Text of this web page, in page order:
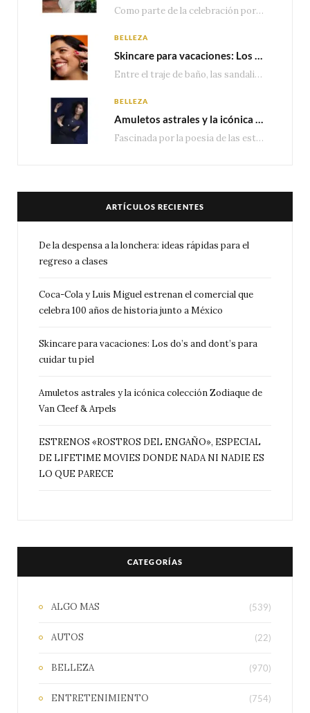
Como parte de la celebración por sus primeros 100 años enMéxico, Coca-Cola presenta hoy el…
BELLEZA
Skincare para vacaciones: Los do’s and dont’s para cuidar tu piel
Entre el traje de baño, las sandalias, los lentes de sol y los looks que…
BELLEZA
Amuletos astrales y la icónica colección Zodiaque de Van Cleef & Arpels
Fascinada por la poesía de las estrellas, la Maison Van Cleef & Arpels celebra la llegada de las…
ARTÍCULOS RECIENTES
De la despensa a la lonchera: ideas rápidas para el
regreso a clases
Coca-Cola y Luis Miguel estrenan el comercial que
celebra 100 años de historia junto a México
Skincare para vacaciones: Los do’s and dont’s para
cuidar tu piel
Amuletos astrales y la icónica colección Zodiaque de
Van Cleef & Arpels
ESTRENOS «ROSTROS DEL ENGAÑO», ESPECIAL
DE LIFETIME MOVIES DONDE NADA NI NADIE ES
LO QUE PARECE
CATEGORÍAS
ALGO MAS (539)
AUTOS (22)
BELLEZA (970)
ENTRETENIMIENTO (754)